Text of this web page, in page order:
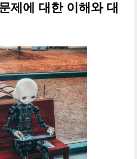
제에 대한 이해와 대